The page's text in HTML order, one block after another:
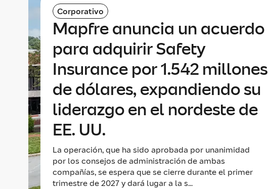
Corporativo
Mapfre anuncia un acuerdo
para adquirir Safety
Insurance por 1.542 millones
de dólares, expandiendo su
liderazgo en el nordeste de
EE. UU.
La operación, que ha sido aprobada por unanimidad
por los consejos de administración de ambas
compañías, se espera que se cierre durante el primer
trimestre de 2027 y dará lugar a la s...